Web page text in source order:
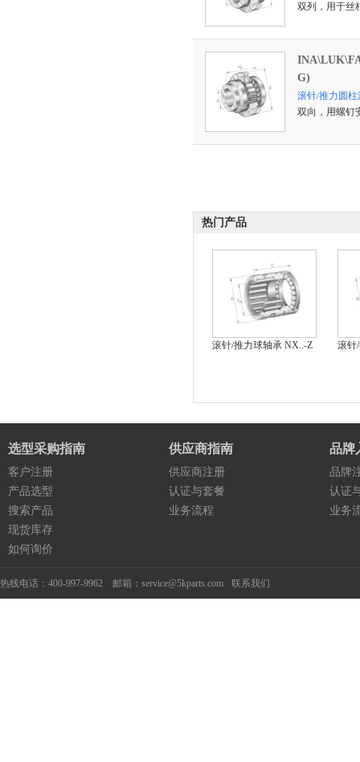
双列，用于丝
G)
滚针/推力圆柱
双向，用螺钉
热门产品
滚针/推力球轴承 NX..-Z 滚针
选型采购指南
客户注册
产品选型
搜索产品
现货库存
如何询价
供应商指南
供应商注册
认证与套餐
业务流程
品牌
品牌
认证
业务
热线电话：400-997-9962 邮箱：service@5kparts.com 联系我们